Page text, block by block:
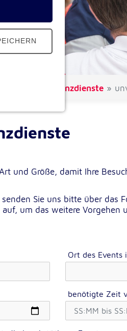
und Ambulanzdienste
und Größe, damit Ihre
Sie uns bitte über das
um das weitere Vorgehen
Ort des Events
benötigte Zeit